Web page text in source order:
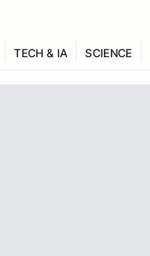
TECH & IA SCIENCE